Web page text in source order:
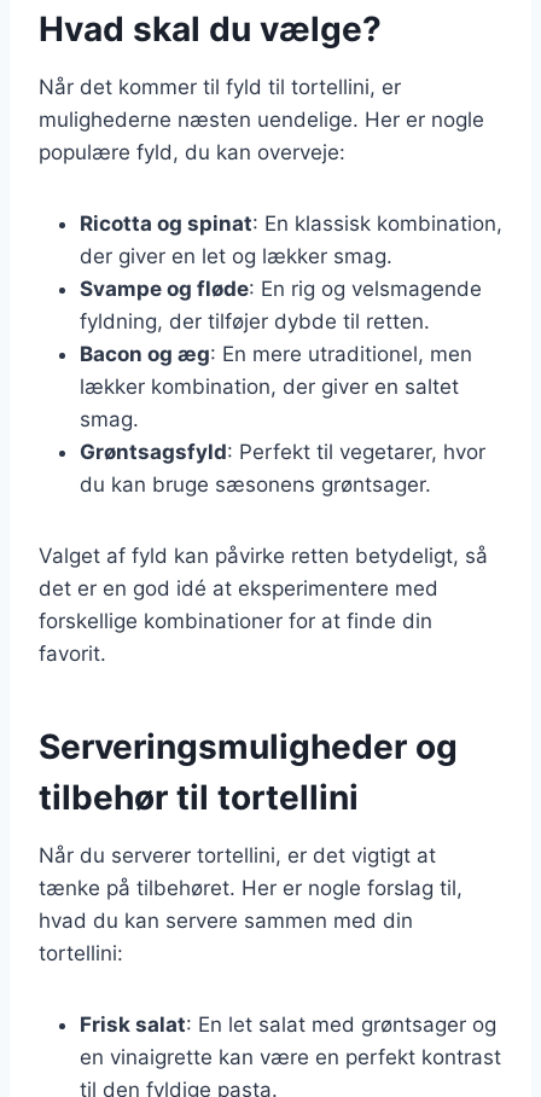
Hvad skal du vælge?
Når det kommer til fyld til tortellini, er
mulighederne næsten uendelige. Her er nogle
populære fyld, du kan overveje:
Ricotta og spinat: En klassisk kombination,
der giver en let og lækker smag.
Svampe og fløde: En rig og velsmagende
fyldning, der tilføjer dybde til retten.
Bacon og æg: En mere utraditionel, men
lækker kombination, der giver en saltet
smag.
Grøntsagsfyld: Perfekt til vegetarer, hvor
du kan bruge sæsonens grøntsager.
Valget af fyld kan påvirke retten betydeligt, så
det er en god idé at eksperimentere med
forskellige kombinationer for at finde din
favorit.
Serveringsmuligheder og
tilbehør til tortellini
Når du serverer tortellini, er det vigtigt at
tænke på tilbehøret. Her er nogle forslag til,
hvad du kan servere sammen med din
tortellini:
Frisk salat: En let salat med grøntsager og
en vinaigrette kan være en perfekt kontrast
til den fyldige pasta.